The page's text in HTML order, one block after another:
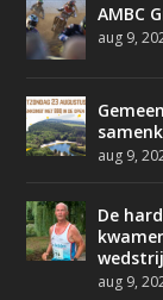
AMBC
aug 9,
aug 9,
De
aug 9,